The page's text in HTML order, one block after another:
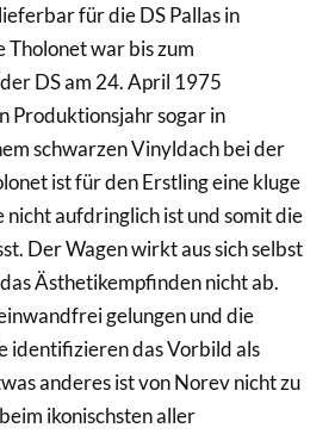
für die DS Pallas in
Tholonet war bis zum
DS am 24. April 1975
Produktionsjahr sogar in
schwarzen Vinyldach bei der
ist für den Erstling eine kluge
nicht aufdringlich ist und somit die
Der Wagen wirkt aus sich selbst
Ästhetikempfinden nicht ab.
gelungen und die
identifizieren das Vorbild als
anderes ist von Norev nicht zu
ikonischsten aller